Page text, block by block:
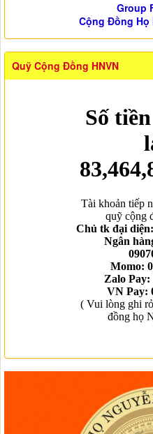
Group
Cộng Đồng Họ
Quỹ Cộng Đồng HNVN